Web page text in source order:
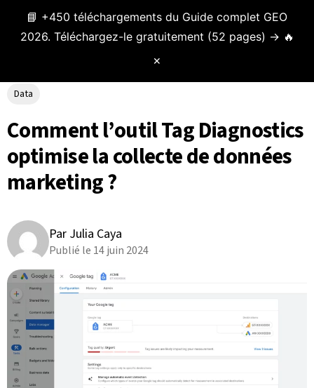
📘 +450 téléchargements du Guide complet GEO
2026. Téléchargez-le gratuitement (52 pages) → 🔥
✕
Menu
Data
Comment l’outil Tag Diagnostics
optimise la collecte de données
marketing ?
Par Julia Caya
Publié le 14 juin 2024